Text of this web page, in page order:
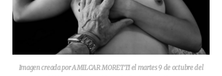
Imagen creada por AMILCAR MORETTI el martes 9 de octubre del